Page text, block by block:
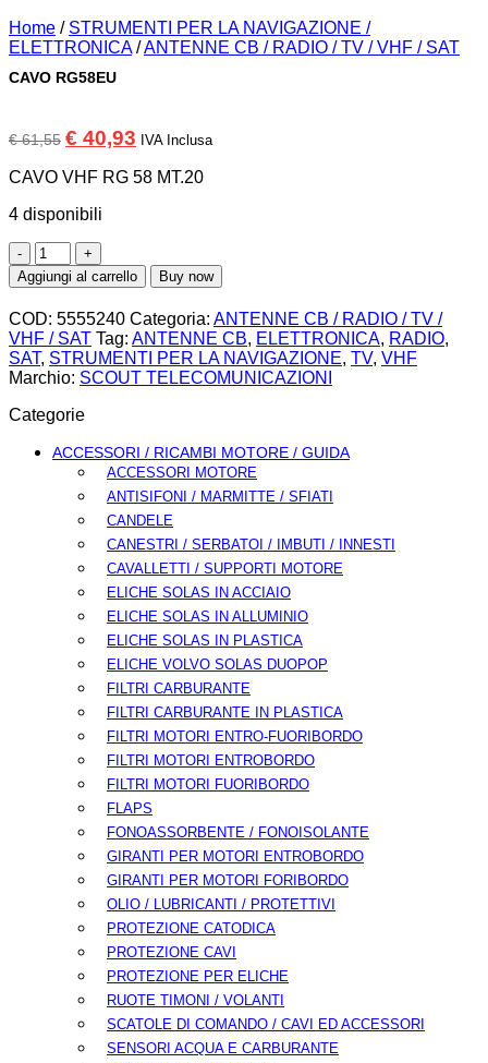
Home / STRUMENTI PER LA NAVIGAZIONE /
ELETTRONICA /ANTENNE CB / RADIO / TV / VHF / SAT
CAVO RG58EU
€61,55 Il
prezzo
originale
€ 61,55.
€ 40,93 Il
attuale
IVA Inclusa
CAVO VHF RG 58 MT.20
4 disponibili
CAVO
RG58EU
quantità
Aggiungi al carrello Buy now
COD: 5555240 Categoria: ANTENNE CB / RADIO / TV /
VHF / SAT Tag: ANTENNE CB, ELETTRONICA, RADIO,
SAT, STRUMENTI PER LA NAVIGAZIONE, TV, VHF
Marchio: SCOUT TELECOMUNICAZIONI
Categorie
ACCESSORI / RICAMBI MOTORE / GUIDA
ACCESSORI MOTORE
ANTISIFONI / MARMITTE / SFIATI
CANDELE
CANESTRI / SERBATOI / IMBUTI / INNESTI
CAVALLETTI / SUPPORTI MOTORE
ELICHE SOLAS IN ACCIAIO
ELICHE SOLAS IN ALLUMINIO
ELICHE SOLAS IN PLASTICA
ELICHE VOLVO SOLAS DUOPOP
FILTRI CARBURANTE
FILTRI CARBURANTE IN PLASTICA
FILTRI MOTORI ENTRO-FUORIBORDO
FILTRI MOTORI ENTROBORDO
FILTRI MOTORI FUORIBORDO
FLAPS
FONOASSORBENTE / FONOISOLANTE
GIRANTI PER MOTORI ENTROBORDO
GIRANTI PER MOTORI FORIBORDO
OLIO / LUBRICANTI / PROTETTIVI
PROTEZIONE CATODICA
PROTEZIONE CAVI
PROTEZIONE PER ELICHE
RUOTE TIMONI / VOLANTI
SCATOLE DI COMANDO / CAVI ED ACCESSORI
SENSORI ACQUA E CARBURANTE